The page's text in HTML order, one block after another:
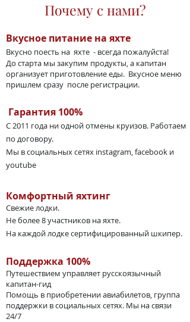
Почему с нами?
Вкусное питание на яхте
Вкусно поесть на яхте - всегда пожалуйста!
До старта мы закупим продукты, а капитан
организует приготовление еды. Вкусное меню
пришлем сразу после регистрации.
Гарантия 100%
С 2011 года ни одной отмены круизов. Работаем
по договору.
Мы в социальных сетях instagram, facebook и
youtube
Комфортный яхтинг
Свежие лодки.
Не более 8 участников на яхте.
На каждой лодке сертифицированный шкипер.
Поддержка 100%
Путешествием управляет русскоязычный
капитан-гид
Помощь в приобретении авиабилетов, группа
поддержки в социальных сетях. Мы на связи
24/7